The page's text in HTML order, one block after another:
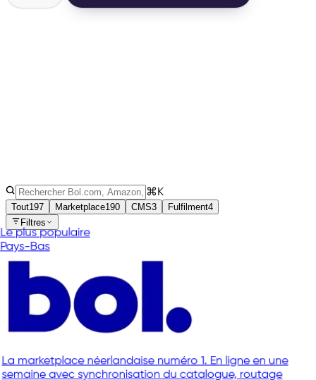
3Types ⌘K
Tout197 Marketplace190 CMS3 Fulfilment4
Filtres
Le plus populaire
Pays-Bas
La marketplace néerlandaise numéro 1. En ligne en une
semaine avec synchronisation du catalogue, routage